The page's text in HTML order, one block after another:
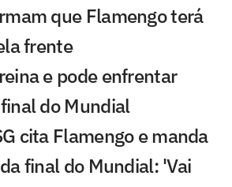
que Flamengo terá
frente
e pode enfrentar
do Mundial
cita Flamengo e manda
final do Mundial: 'Vai